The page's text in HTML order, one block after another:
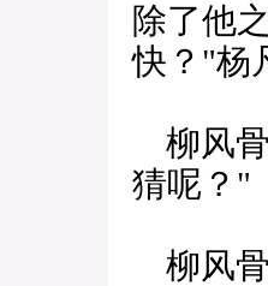
除了他
快？"杨
柳风骨
猜呢？"
柳风